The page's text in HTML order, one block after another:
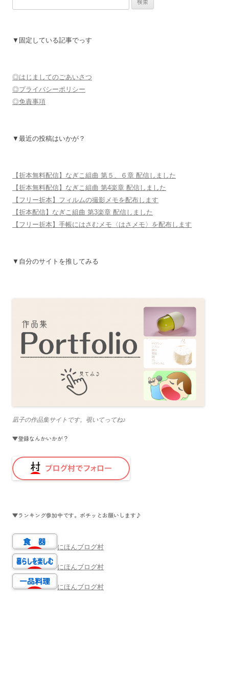
索:
▼固定している記事でっす
◎はじましてのごあいさつ
◎プライバシーポリシー
◎免責事項
▼最近の投稿はいかが？
【折本無料配信】なぎこ組曲 第５、６章 配信しました
【折本無料配信】なぎこ組曲 第4楽章 配信しました
【フリー折本】フィルムの撮影メモを配布します
【折本配信】なぎこ組曲 第3楽章 配信しました
【フリー折本】手帳にはさむメモ〈はさメモ〉を配布します
▼自分のサイトを推してみる
凪子の作品集サイトです。覗いてってね♪
▼登録なんかいかが？
▼ランキング参加中です。ポチッとお願いします♪
にほんブログ村
にほんブログ村
にほんブログ村